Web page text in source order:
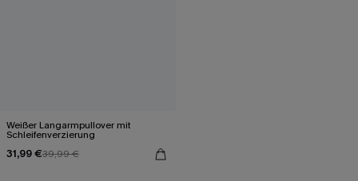
Weißer Langarmpullover mit
Schleifenverzierung
31,99 €39,99 €